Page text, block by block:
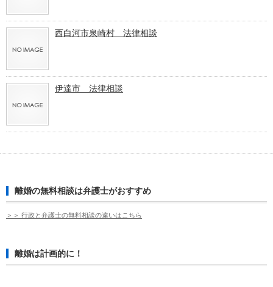
西白河市泉崎村 法律相談
伊達市 法律相談
離婚の無料相談は弁護士がおすすめ
＞＞ 行政と弁護士の無料相談の違いはこちら
離婚は計画的に！